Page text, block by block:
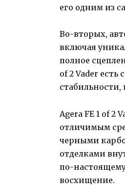
его одним из
Во-вторых,
включая
полное
of 2 Vader
стабильности,
Аgera FE 1 of 2
отличимым
черными
отделками
по-
восхищение.